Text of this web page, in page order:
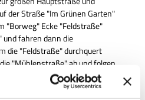
der Straße "Im Grünen Garten"
"Borweg" Ecke "Feldstraße"
und fahren dann die
die "Feldstraße" durchquert
"Mühlenstraße" ab und folgen
gelangen. Dort links und
wir auf dem Weg und folgen